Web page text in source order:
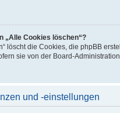
„Alle Cookies löschen“?
löscht die Cookies, die phpBB
sie von der Board-
und -einstellungen